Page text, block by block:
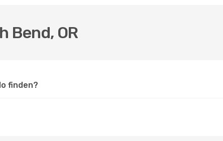
Bend, OR
finden?